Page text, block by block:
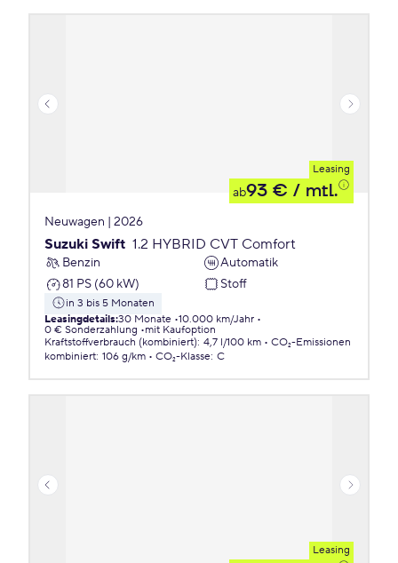
Leasing
ab93 € / mtl.
Neuwagen | 2026
Suzuki Swift 1.2 HYBRID CVT Comfort
Benzin
Automatik
81 PS (60 kW)
Stoff
in 3 bis 5 Monaten
Leasingdetails:30 Monate 10.000 km/Jahr
0 € Sonderzahlung
mit Kaufoption
Kraftstoffverbrauch (kombiniert): 4,7 l/100 km
CO₂-Emissionen
kombiniert: 106 g/km CO₂-Klasse: C
Leasing